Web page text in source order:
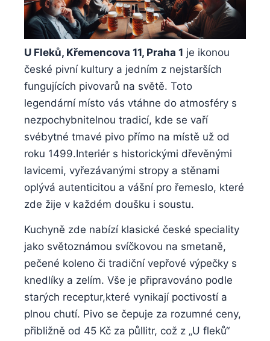
U Fleků, Křemencova​ 11, Praha ⁤1 je ikonou
české pivní kultury a​ jedním ⁣z nejstarších
‍fungujících ⁢pivovarů na⁢ světě. Toto
legendární místo⁤ vás ⁣vtáhne do atmosféry s
nezpochybnitelnou‍ tradicí, kde ‍se vaří
svébytné tmavé pivo ‍přímo na místě už ⁢od
‌roku 1499.Interiér ⁤s historickými dřevěnými
lavicemi, vyřezávanými stropy a stěnami
oplývá autenticitou a vášní pro řemeslo, ⁢které
zde žije v ​každém doušku i soustu.
Kuchyně zde nabízí klasické české ⁤speciality
jako ​světoznámou svíčkovou na smetaně,
‌pečené ⁢koleno či⁣ tradiční⁤ vepřové výpečky ‌s
knedlíky a zelím.​ Vše je připravováno podle​
starých receptur,které vynikají poctivostí a​
plnou ‍chutí. Pivo se čepuje⁢ za rozumné ​ceny,
přibližně‌ od 45 ​Kč ​za půllitr, což ‍z‌ „U fleků“